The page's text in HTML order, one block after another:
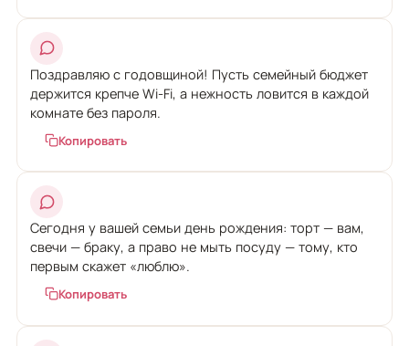
Поздравляю с годовщиной! Пусть семейный бюджет
держится крепче Wi-Fi, а нежность ловится в каждой
комнате без пароля.
Копировать
Сегодня у вашей семьи день рождения: торт — вам,
свечи — браку, а право не мыть посуду — тому, кто
первым скажет «люблю».
Копировать